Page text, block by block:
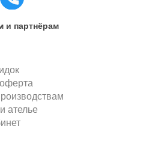
и партнёрам
ателье